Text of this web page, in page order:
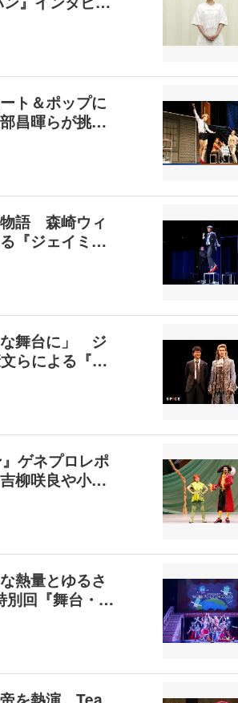
ト＆ポップに
昌暉らが挑…
物語 森崎ウィ
『ジェイミ…
な舞台に」 ジ
らによる『…
ゲネプロレポ
柳咲良や小…
熱量とゆるさ
別回『舞台・…